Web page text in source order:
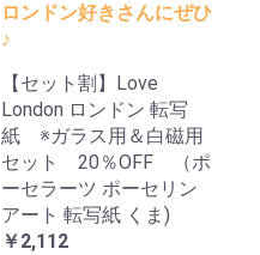
ロンドン好きさんにぜひ
♪
【セット割】Love
London ロンドン 転写
紙 ※ガラス用＆白磁用
セット 20％OFF （ポ
ーセラーツ ポーセリン
アート 転写紙 くま)
￥2,112